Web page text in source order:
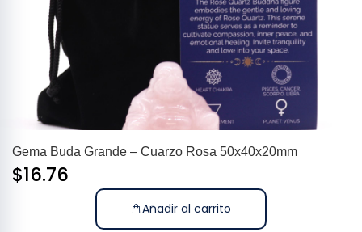
Gema Buda Grande – Cuarzo Rosa 50x40x20mm
$16.76
Añadir al carrito